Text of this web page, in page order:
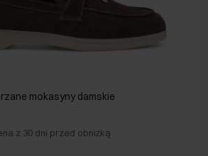
mokasyny damskie
z 30 dni przed obniżką